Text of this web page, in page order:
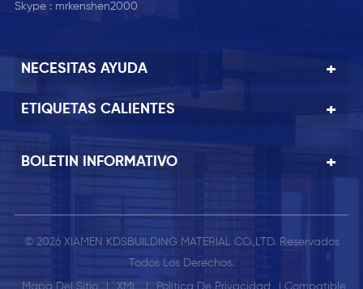
Skype : mrkenshen2000
NECESITAS AYUDA
ETIQUETAS CALIENTES
BOLETIN INFORMATIVO
© 2026 XIAMEN KDSBUILDING MATERIAL CO.,LTD. Reservados
Todos Los Derechos.